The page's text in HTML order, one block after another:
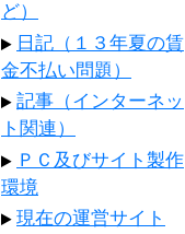
ど）
日記（１３年夏の賃
金不払い問題）
記事（インターネッ
ト関連）
ＰＣ及びサイト製作
環境
現在の運営サイト